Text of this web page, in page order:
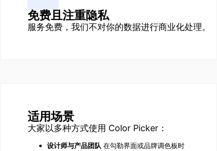
免费且注重隐私
服务免费，我们不对你的数据进行商业化处理。
适用场景
大家以多种方式使用 Color Picker：
设计师与产品团队 在勾勒界面或品牌调色板时